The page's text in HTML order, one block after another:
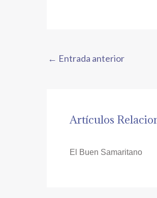
← Entrada anterior
Artículos
El Buen Samaritano